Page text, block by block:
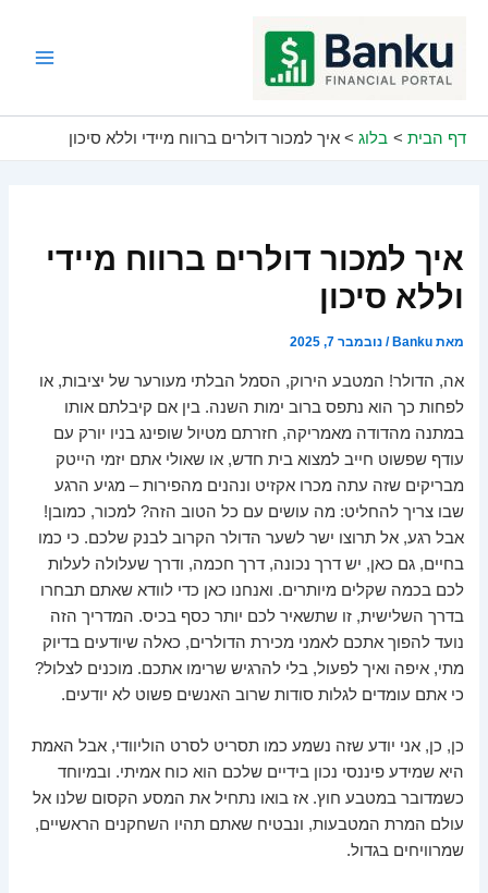
דף הבית בלוג איך למכור דולרים ברווח מיידי וללא סיכון
איך למכור דולרים ברווח מיידי
וללא סיכון
מאתBanku
/נובמבר 7, 2025
אה, הדולר! המטבע הירוק, הסמל הבלתי מעורער של יציבות, או
לפחות כך הוא נתפס ברוב ימות השנה. בין אם קיבלתם אותו
במתנה מהדודה מאמריקה, חזרתם מטיול שופינג בניו יורק עם
עודף שפשוט חייב למצוא בית חדש, או שאולי אתם יזמי הייטק
מבריקים שזה עתה מכרו אקזיט ונהנים מהפירות – מגיע הרגע
שבו צריך להחליט: מה עושים עם כל הטוב הזה? למכור, כמובן!
אבל רגע, אל תרוצו ישר לשער הדולר הקרוב לבנק שלכם. כי כמו
בחיים, גם כאן, יש דרך נכונה, דרך חכמה, ודרך שעלולה לעלות
לכם בכמה שקלים מיותרים. ואנחנו כאן כדי לוודא שאתם תבחרו
בדרך השלישית, זו שתשאיר לכם יותר כסף בכיס. המדריך הזה
נועד להפוך אתכם לאמני מכירת הדולרים, כאלה שיודעים בדיוק
מתי, איפה ואיך לפעול, בלי להרגיש שרימו אתכם. מוכנים לצלול?
כי אתם עומדים לגלות סודות שרוב האנשים פשוט לא יודעים.
כן, כן, אני יודע שזה נשמע כמו תסריט לסרט הוליוודי, אבל האמת
היא שמידע פיננסי נכון בידיים שלכם הוא כוח אמיתי. ובמיוחד
כשמדובר במטבע חוץ. אז בואו נתחיל את המסע הקסום שלנו אל
עולם המרת המטבעות, ונבטיח שאתם תהיו השחקנים הראשיים,
שמרוויחים בגדול.